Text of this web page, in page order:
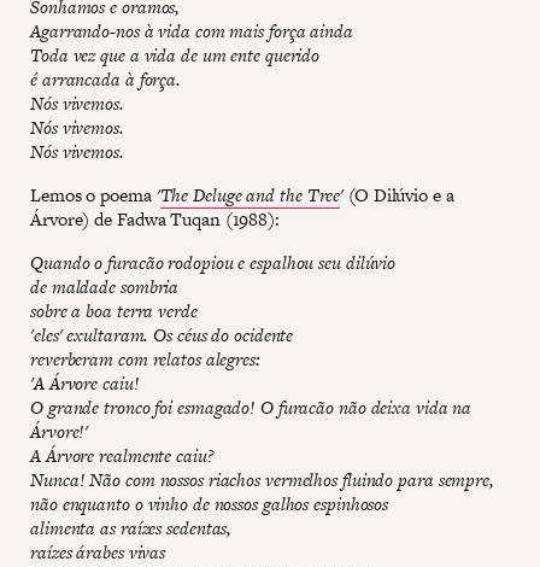
Sonhamos e oramos,
Agarrando-nos à vida com mais força ainda
Toda vez que a vida de um ente querido
é arrancada à força.
Nós vivemos.
Nós vivemos.
Nós vivemos.
Lemos o poema'The Deluge and the Tree'(O Dilúvio e a
Árvore) de Fadwa Tuqan (1988):
Quando o furacão rodopiou e espalhou seu dilúvio
de maldade sombria
sobre a boa terra verde
'eles' exultaram. Os céus do ocidente
reverberam com relatos alegres:
'A Árvore caiu!
O grande tronco foi esmagado! O furacão não deixa vida na
Árvore!'
A Árvore realmente caiu?
Nunca! Não com nossos riachos vermelhos fluindo para sempre,
não enquanto o vinho de nossos galhos espinhosos
alimenta as raízes sedentas,
raízes árabes vivas